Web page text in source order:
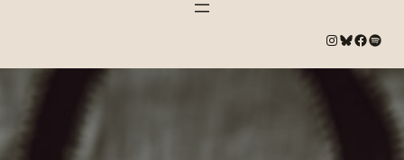
# Bluesky # Spotify